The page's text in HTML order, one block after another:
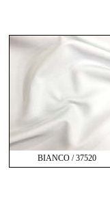
BIANCO / 37520